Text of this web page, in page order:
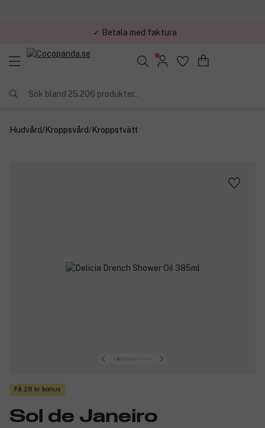
✓ Betala med faktura
Sök bland 25.206 produkter..
Hudvård/Kroppsvård/Kroppstvätt
Få 28 kr bonus
Sol de Janeiro